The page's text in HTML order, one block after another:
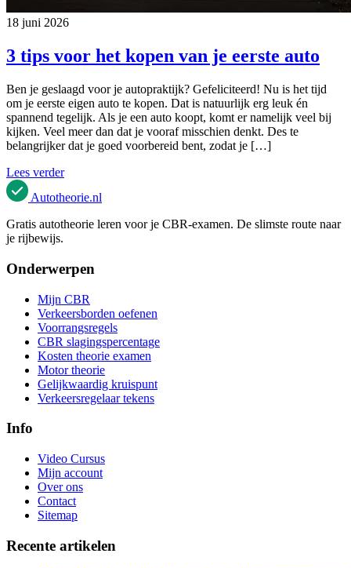
18 juni 2026
3 tips voor het kopen van je eerste auto
Ben je geslaagd voor je autopraktijk? Gefeliciteerd! Nu is het tijd
om je eerste eigen auto te kopen. Dat is natuurlijk erg leuk én
spannend tegelijk. Als je een auto koopt, komt er namelijk veel bij
kijken. Veel meer dan dat je vooraf misschien denkt. Des te
belangrijker dat je goed voorbereid bent, zodat je […]
Lees verder
Autotheorie.nl
Gratis autotheorie leren voor je CBR-examen. De slimste route naar
je rijbewijs.
Onderwerpen
Mijn CBR
Verkeersborden oefenen
Voorrangsregels
CBR slagingspercentage
Kosten theorie examen
Motor theorie
Gelijkwaardig kruispunt
Verkeersregelaar tekens
Info
Video Cursus
Mijn account
Over ons
Contact
Sitemap
Recente artikelen